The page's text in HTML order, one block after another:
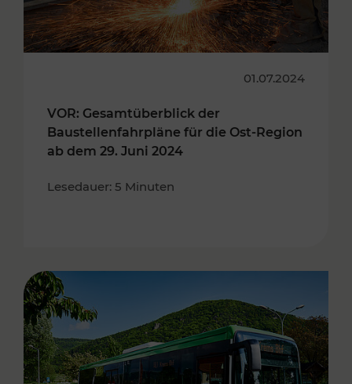
01.07.2024
VOR: Gesamtüberblick der
Baustellenfahrpläne für die Ost-Region
ab dem 29. Juni 2024
Lesedauer: 5 Minuten